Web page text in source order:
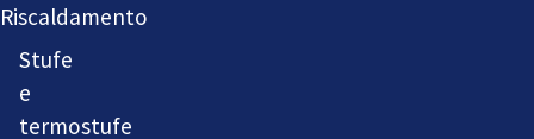
Riscaldamento
Stufe
e
termostufe